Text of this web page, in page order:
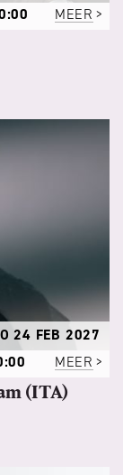
MEER
24 FEB 2027
MEER
(ITA)